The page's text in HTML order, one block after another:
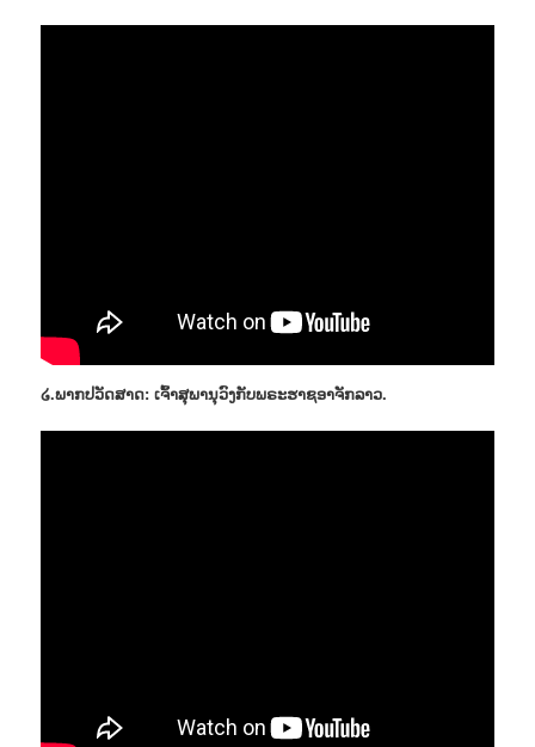
໒.ພາກປວັດສາດ: ເຈົ້າສຸພານຸວົງກັບພຣະຮາຊອາຈັກລາວ.